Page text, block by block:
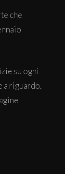
che
su ogni
a riguardo.